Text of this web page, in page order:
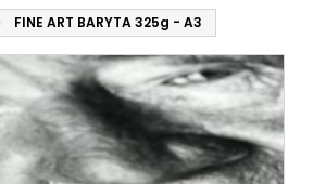
FINE ART BARYTA 325g - A3